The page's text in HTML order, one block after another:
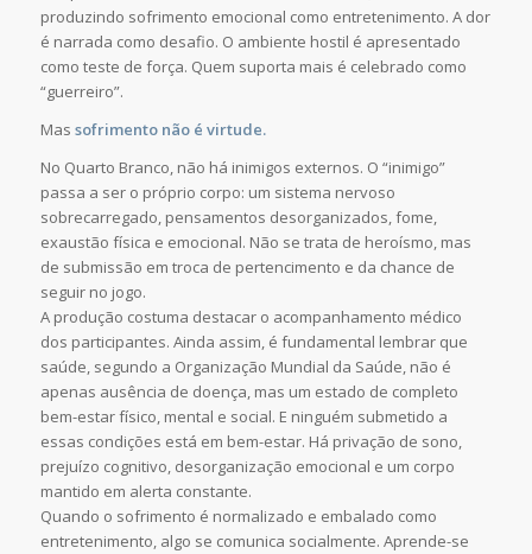
produzindo sofrimento emocional como entretenimento. A dor
é narrada como desafio. O ambiente hostil é apresentado
como teste de força. Quem suporta mais é celebrado como
“guerreiro”.
Mas sofrimento não é virtude.
No Quarto Branco, não há inimigos externos. O “inimigo”
passa a ser o próprio corpo: um sistema nervoso
sobrecarregado, pensamentos desorganizados, fome,
exaustão física e emocional. Não se trata de heroísmo, mas
de submissão em troca de pertencimento e da chance de
seguir no jogo.
A produção costuma destacar o acompanhamento médico
dos participantes. Ainda assim, é fundamental lembrar que
saúde, segundo a Organização Mundial da Saúde, não é
apenas ausência de doença, mas um estado de completo
bem-estar físico, mental e social. E ninguém submetido a
essas condições está em bem-estar. Há privação de sono,
prejuízo cognitivo, desorganização emocional e um corpo
mantido em alerta constante.
Quando o sofrimento é normalizado e embalado como
entretenimento, algo se comunica socialmente. Aprende-se